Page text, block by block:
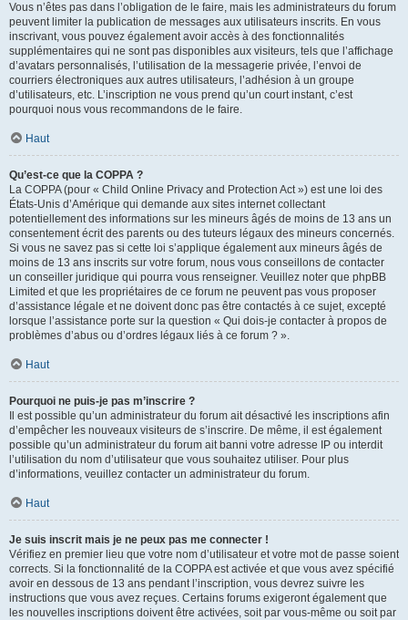
Vous n’êtes pas dans l’obligation de le faire, mais les administrateurs du forum
peuvent limiter la publication de messages aux utilisateurs inscrits. En vous
inscrivant, vous pouvez également avoir accès à des fonctionnalités
supplémentaires qui ne sont pas disponibles aux visiteurs, tels que l’affichage
d’avatars personnalisés, l’utilisation de la messagerie privée, l’envoi de
courriers électroniques aux autres utilisateurs, l’adhésion à un groupe
d’utilisateurs, etc. L’inscription ne vous prend qu’un court instant, c’est
pourquoi nous vous recommandons de le faire.
Haut
Qu’est-ce que la COPPA ?
La COPPA (pour « Child Online Privacy and Protection Act ») est une loi des
États-Unis d’Amérique qui demande aux sites internet collectant
potentiellement des informations sur les mineurs âgés de moins de 13 ans un
consentement écrit des parents ou des tuteurs légaux des mineurs concernés.
Si vous ne savez pas si cette loi s’applique également aux mineurs âgés de
moins de 13 ans inscrits sur votre forum, nous vous conseillons de contacter
un conseiller juridique qui pourra vous renseigner. Veuillez noter que phpBB
Limited et que les propriétaires de ce forum ne peuvent pas vous proposer
d’assistance légale et ne doivent donc pas être contactés à ce sujet, excepté
lorsque l’assistance porte sur la question « Qui dois-je contacter à propos de
problèmes d’abus ou d’ordres légaux liés à ce forum ? ».
Haut
Pourquoi ne puis-je pas m’inscrire ?
Il est possible qu’un administrateur du forum ait désactivé les inscriptions afin
d’empêcher les nouveaux visiteurs de s’inscrire. De même, il est également
possible qu’un administrateur du forum ait banni votre adresse IP ou interdit
l’utilisation du nom d’utilisateur que vous souhaitez utiliser. Pour plus
d’informations, veuillez contacter un administrateur du forum.
Haut
Je suis inscrit mais je ne peux pas me connecter !
Vérifiez en premier lieu que votre nom d’utilisateur et votre mot de passe soient
corrects. Si la fonctionnalité de la COPPA est activée et que vous avez spécifié
avoir en dessous de 13 ans pendant l’inscription, vous devrez suivre les
instructions que vous avez reçues. Certains forums exigeront également que
les nouvelles inscriptions doivent être activées, soit par vous-même ou soit par